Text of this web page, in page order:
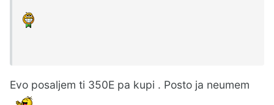
Evo posaljem ti 350E pa kupi . Posto ja neumem